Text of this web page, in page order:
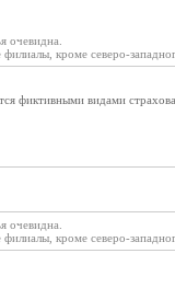
очевидна.
кроме северо-
видами
очевидна.
кроме северо-